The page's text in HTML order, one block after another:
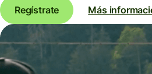
Regístrate Más